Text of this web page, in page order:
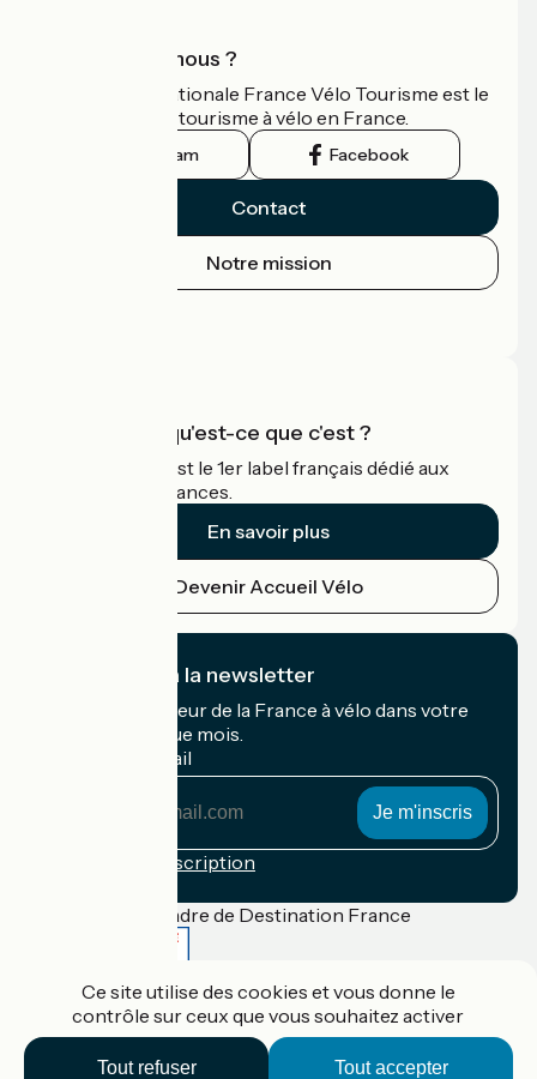
Qui sommes-nous ?
L'association nationale France Vélo Tourisme est le
guide officiel du tourisme à vélo en France.
Instagram Facebook
Contact
Notre mission
Accueil Vélo qu'est-ce que c'est ?
Accueil Vélo c'est le 1er label français dédié aux
cyclistes en vacances.
En savoir plus
Devenir Accueil Vélo
Je m'abonne à la newsletter
Recevez le meilleur de la France à vélo dans votre
boîte mail chaque mois.
Mon adresse mail
Conditions d'inscription
Financé dans le cadre de Destination France
Accueil Vélo Pro
Contact
Mentions légales
Ce site utilise des cookies et vous donne le
contrôle sur ceux que vous souhaitez activer
Tout accepter
Tout refuser